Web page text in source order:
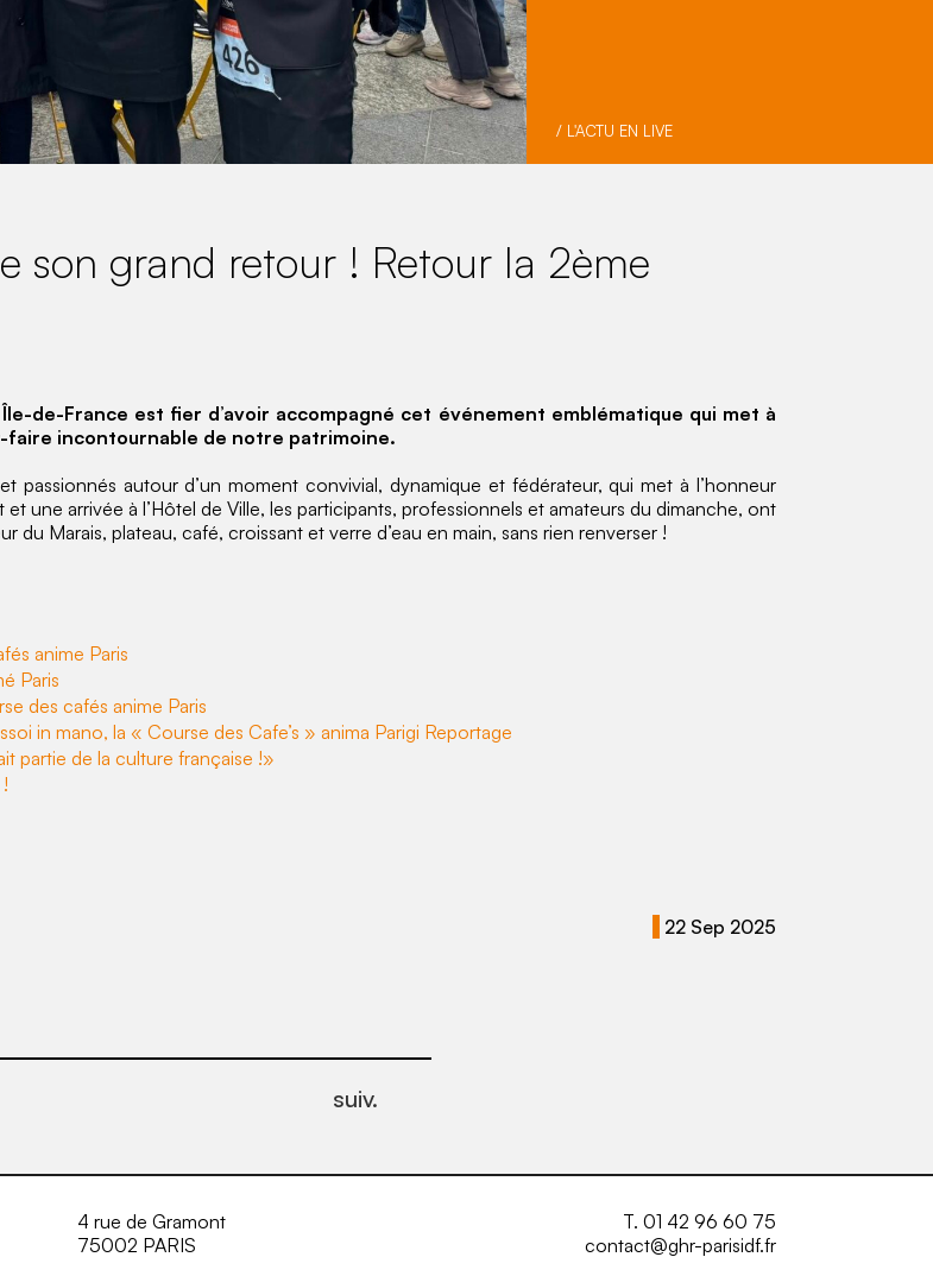
/ L'ACTU EN LIVE
son grand retour ! Retour la 2ème
de-France est fier d’avoir accompagné cet événement emblématique qui met à
faire incontournable de notre patrimoine.
autour d’un moment convivial, dynamique et fédérateur, qui met à l’honneur
une arrivée à l’Hôtel de Ville, les participants, professionnels et amateurs du dimanche, ont
Marais, plateau, café, croissant et verre d’eau en main, sans rien renverser !
anime Paris
Paris
des cafés anime Paris
in mano, la « Course des Cafe’s » anima Parigi Reportage
partie de la culture française !»
22 Sep 2025
suiv.
4 rue de Gramont
75002 PARIS
T. 01 42 96 60 75
contact@ghr-parisidf.fr